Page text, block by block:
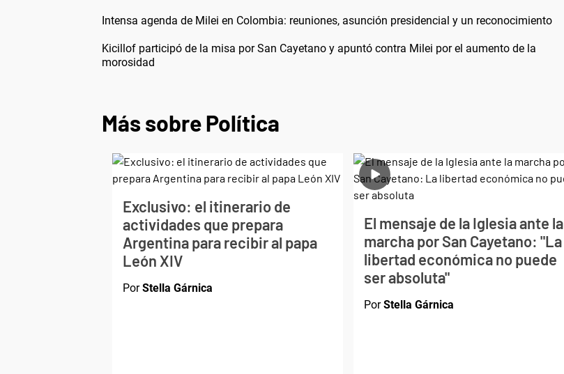
Intensa agenda de Milei en Colombia: reuniones, asunción presidencial y un reconocimiento
Kicillof participó de la misa por San Cayetano y apuntó contra Milei por el aumento de la
morosidad
Más sobre Política
Exclusivo: el itinerario de
actividades que prepara
Argentina para recibir al papa
León XIV
PorStella Gárnica
El mensaje de la Iglesia ante la
marcha por San Cayetano: "La
libertad económica no puede
ser absoluta"
PorStella Gárnica